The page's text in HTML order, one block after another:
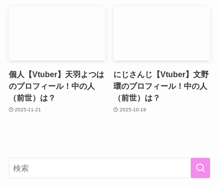
個人【Vtuber】天羽よつは
のプロフィール！中の人
（前世）は？
2025-11-21
にじさんじ【Vtuber】文野
環のプロフィール！中の人
（前世）は？
2025-10-19